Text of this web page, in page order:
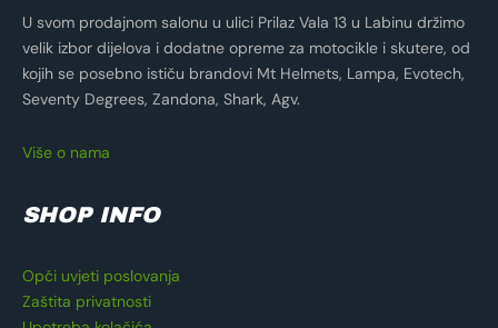
U svom prodajnom salonu u ulici Prilaz Vala 13 u Labinu držimo
velik izbor dijelova i dodatne opreme za motocikle i skutere, od
kojih se posebno ističu brandovi Mt Helmets, Lampa, Evotech,
Seventy Degrees, Zandona, Shark, Agv.
Više o nama
SHOP INFO
Opći uvjeti poslovanja
Zaštita privatnosti